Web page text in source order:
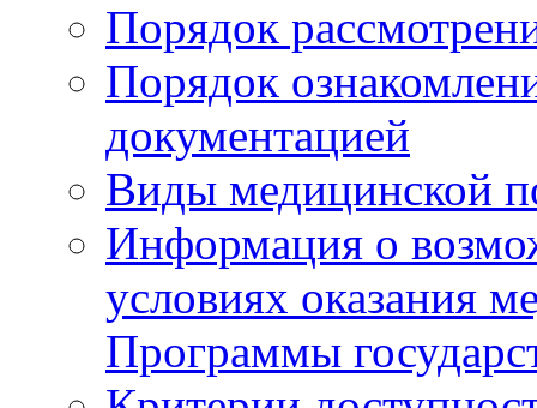
Порядок
Порядок
документацией
Виды медицинской
Информация о
условиях оказания
Программы